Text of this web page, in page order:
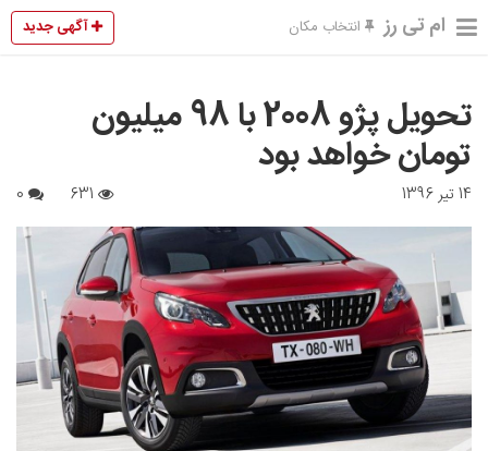
ام تی رز انتخاب مکان آگهی جدید
تحویل پژو 2008 با 98 میلیون
تومان خواهد بود
14 تیر 1396